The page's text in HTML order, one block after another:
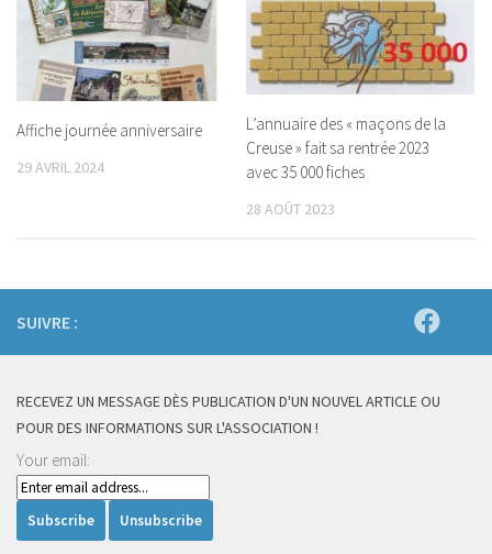
Affiche journée anniversaire
29 AVRIL 2024
L’annuaire des « maçons de la
Creuse » fait sa rentrée 2023
avec 35 000 fiches
28 AOÛT 2023
SUIVRE :
RECEVEZ UN MESSAGE DÈS PUBLICATION D'UN NOUVEL ARTICLE OU
POUR DES INFORMATIONS SUR L'ASSOCIATION !
Your email: